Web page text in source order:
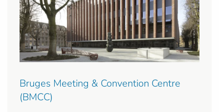
Bruges Meeting & Convention Centre
(BMCC)